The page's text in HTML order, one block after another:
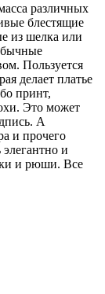
различных
блестящие
из шелка или
Пользуется
делает платье
принт,
Это может
А
и прочего
и
и рюши. Все